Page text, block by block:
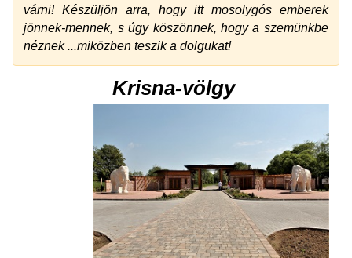
várni! Készüljön arra, hogy itt mosolygós emberek
jönnek-mennek, s úgy köszönnek, hogy a szemünkbe
néznek ...miközben teszik a dolgukat!
Krisna-völgy